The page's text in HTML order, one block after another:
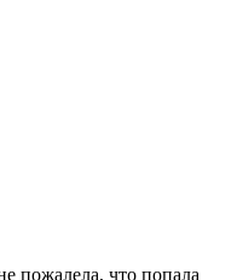
пожалела, что попала